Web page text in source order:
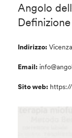
Angolo
Definizione
Indirizzo: Vicenza
Email:
Sito web: